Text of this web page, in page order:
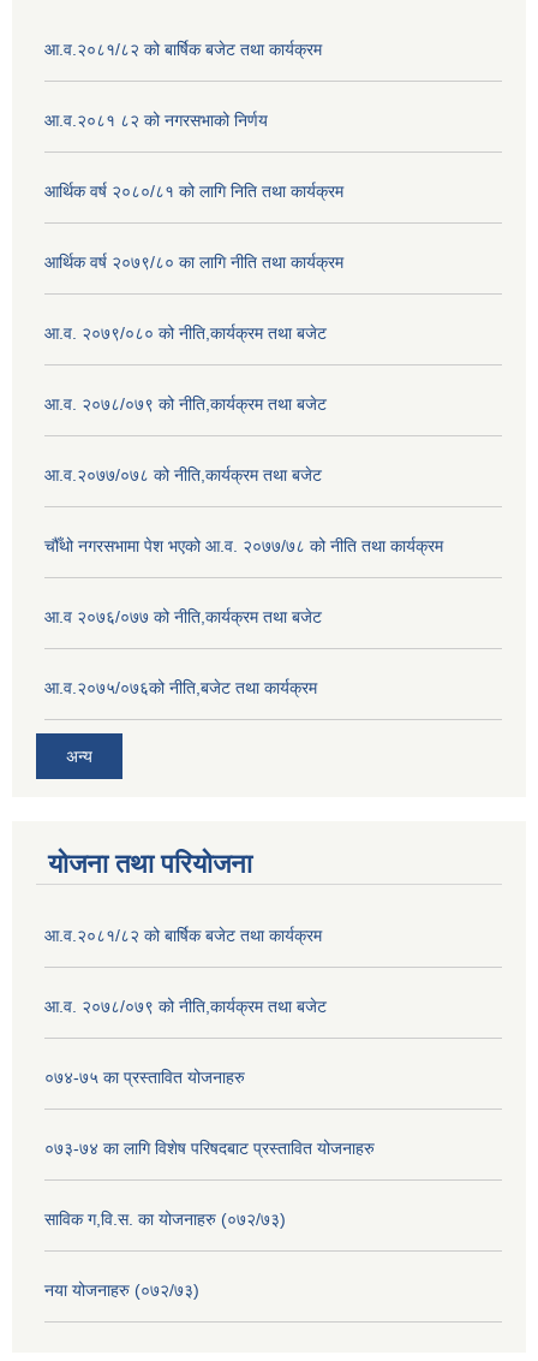
आ.व.२०८१/८२ को बार्षिक बजेट तथा कार्यक्रम
आ.व.२०८१ ८२ को नगरसभाको निर्णय
आर्थिक वर्ष २०८०/८१ को लागि निति तथा कार्यक्रम
आर्थिक वर्ष २०७९/८० का लागि नीति तथा कार्यक्रम
आ.व. २०७९/०८० को नीति,कार्यक्रम तथा बजेट
आ.व. २०७८/०७९ को नीति,कार्यक्रम तथा बजेट
आ.व.२०७७/०७८ को नीति,कार्यक्रम तथा बजेट
चौँथो नगरसभामा पेश भएको आ.व. २०७७/७८ को नीति तथा कार्यक्रम
आ.व २०७६/०७७ को नीति,कार्यक्रम तथा बजेट
आ.व.२०७५/०७६को नीति,बजेट तथा कार्यक्रम
अन्य
योजना तथा परियोजना
आ.व.२०८१/८२ को बार्षिक बजेट तथा कार्यक्रम
आ.व. २०७८/०७९ को नीति,कार्यक्रम तथा बजेट
०७४-७५ का प्रस्तावित योजनाहरु
०७३-७४ का लागि विशेष परिषदबाट प्रस्तावित योजनाहरु
साविक ग,वि.स. का योजनाहरु (०७२/७३)
नया योजनाहरु (०७२/७३)